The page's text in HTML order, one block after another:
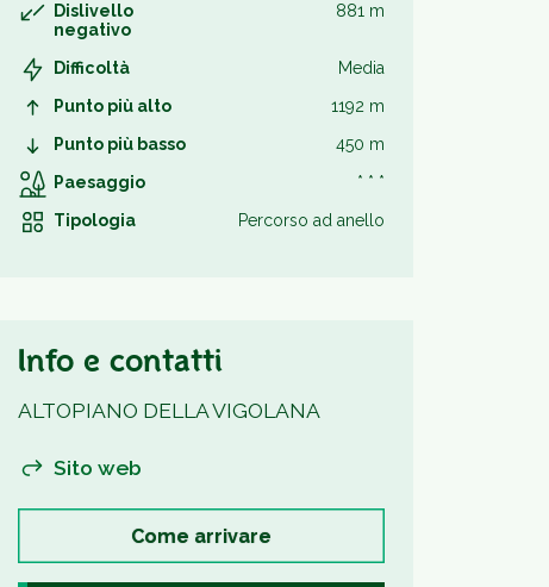
Dislivello
negativo
881 m
Difficoltà
Media
Punto più alto
1192 m
Punto più basso
450 m
Paesaggio
* * *
Tipologia
Percorso ad anello
Info e contatti
ALTOPIANO DELLA VIGOLANA
Sito web
Come arrivare